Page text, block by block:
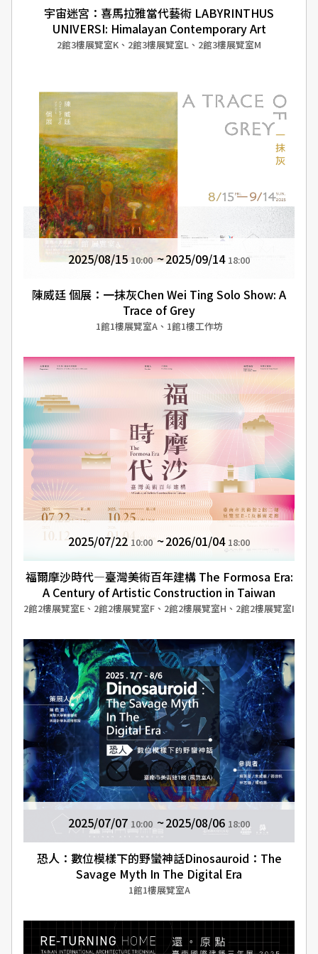
宇宙迷宮：喜馬拉雅當代藝術 LABYRINTHUS
UNIVERSI: Himalayan Contemporary Art
2館3樓展覽室K、2館3樓展覽室L、2館3樓展覽室M
2025/08/15 10:00 2025/09/14 18:00
陳威廷 個展：一抹灰Chen Wei Ting Solo Show: A
Trace of Grey
1館1樓展覽室A、1館1樓工作坊
2025/07/22 10:00 2026/01/04 18:00
福爾摩沙時代—臺灣美術百年建構 The Formosa Era:
A Century of Artistic Construction in Taiwan
2館2樓展覽室E、2館2樓展覽室F、2館2樓展覽室H、2館2樓展覽室I
2025/07/07 10:00 2025/08/06 18:00
恐人：數位模樣下的野蠻神話Dinosauroid：The
Savage Myth In The Digital Era
1館1樓展覽室A